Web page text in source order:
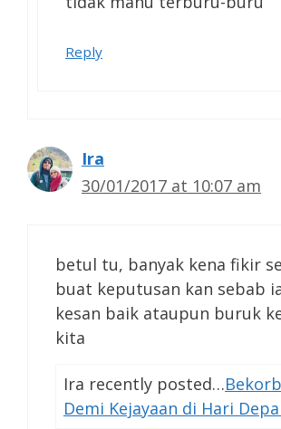
Reply
Ira
30/01/2017 at 10:07 am
betul tu, banyak kena fikir
buat keputusan kan sebab
kesan baik ataupun buruk
kita
Ira recently posted…
Demi Kejayaan di Hari